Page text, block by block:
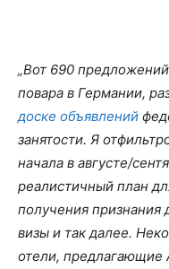
Вот 690
повара в Германии,
доске объявлений
занятости. Я
начала в августе/
реалистичный план
получения признания
визы и так далее.
отели, предлагающие